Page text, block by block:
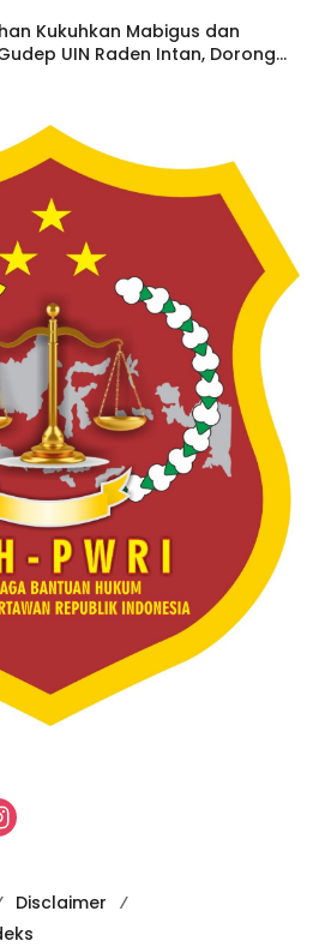
Kukuhkan Mabigus dan
UIN Raden Intan, Dorong
Karakter Generasi Muda
Disclaimer